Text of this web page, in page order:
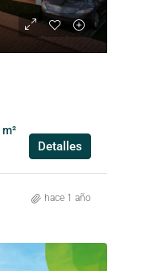
m²
Detalles
hace 1 año